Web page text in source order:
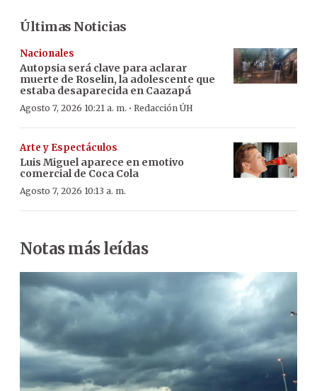
Últimas Noticias
Nacionales
Autopsia será clave para aclarar
muerte de Roselin, la adolescente que
estaba desaparecida en Caazapá
Agosto 7, 2026 10:21 a. m. · Redacción ÚH
Arte y Espectáculos
Luis Miguel aparece en emotivo
comercial de Coca Cola
Agosto 7, 2026 10:13 a. m.
Notas más leídas